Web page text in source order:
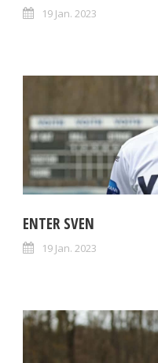
19 Jan. 2023
ENTER SVEN
19 Jan. 2023